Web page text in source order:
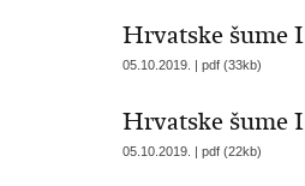
Hrvatske šume I
05.10.2019. | pdf (33kb)
Hrvatske šume I
05.10.2019. | pdf (22kb)